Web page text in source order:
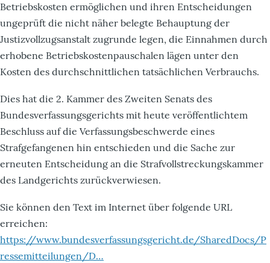
Betriebskosten ermöglichen und ihren Entscheidungen
ungeprüft die nicht näher belegte Behauptung der
Justizvollzugsanstalt zugrunde legen, die Einnahmen durch
erhobene Betriebskostenpauschalen lägen unter den
Kosten des durchschnittlichen tatsächlichen Verbrauchs.
Dies hat die 2. Kammer des Zweiten Senats des
Bundesverfassungsgerichts mit heute veröffentlichtem
Beschluss auf die Verfassungsbeschwerde eines
Strafgefangenen hin entschieden und die Sache zur
erneuten Entscheidung an die Strafvollstreckungskammer
des Landgerichts zurückverwiesen.
Sie können den Text im Internet über folgende URL
erreichen:
https://www.bundesverfassungsgericht.de/SharedDocs/P
ressemitteilungen/D…